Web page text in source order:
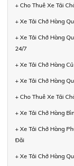
+ Cho Thuê Xe Tải
+ Xe Tải Chở Hàng
+ Xe Tải Chở Hàng
24/7
+ Xe Tải Chở Hàng
+ Xe Tải Chở Hàng
+ Cho Thuê Xe Tải
+ Xe Tải Chở Hàng
+ Xe Tải Chở Hàng
Đãi
+ Xe Tải Chở Hàng